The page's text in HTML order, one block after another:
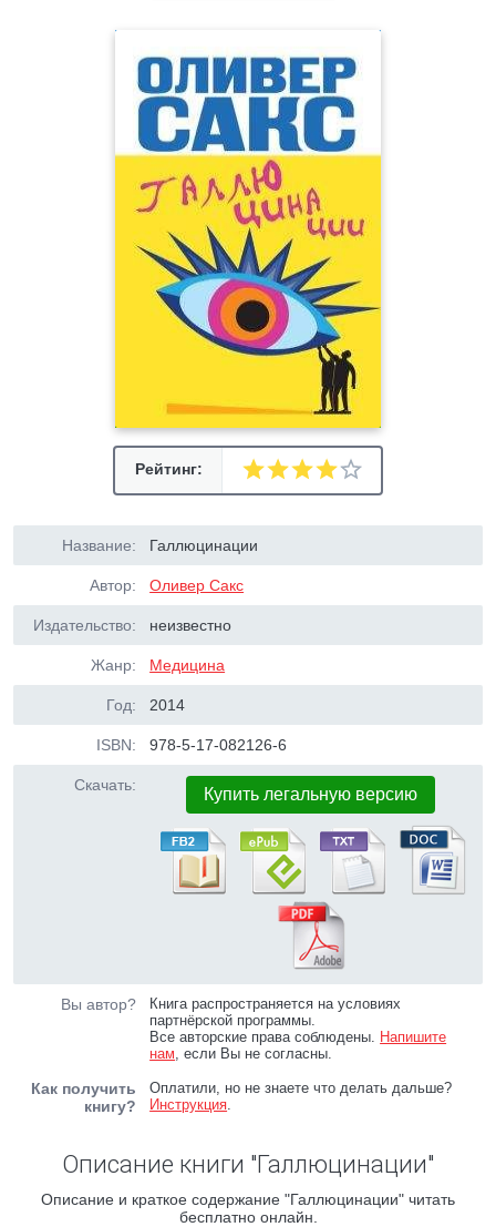
Рейтинг:
Название: Галлюцинации
Автор: Оливер Сакс
Издательство: неизвестно
Жанр: Медицина
Год: 2014
ISBN: 978-5-17-082126-6
Скачать: Купить легальную версию
Вы автор?
Книга распространяется на условиях
партнёрской программы.
Все авторские права соблюдены. Напишите
нам, если Вы не согласны.
Как получить
книгу?
Оплатили, но не знаете что делать дальше?
Инструкция.
Описание книги "Галлюцинации"
Описание и краткое содержание "Галлюцинации" читать
бесплатно онлайн.